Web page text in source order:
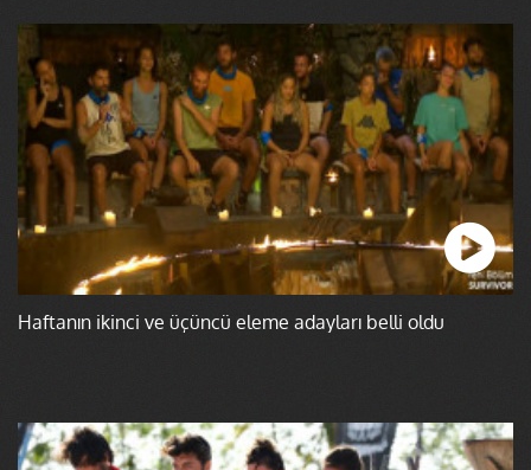
Haftanın ikinci ve üçüncü eleme adayları belli oldu